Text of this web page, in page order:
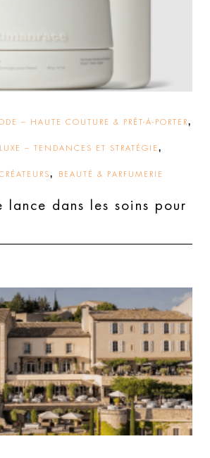
– HAUTE COUTURE & PRÊT-À-PORTER,
– TENDANCES ET STRATÉGIE ,
, BEAUTÉ & PARFUMERIE
lance dans les soins pour